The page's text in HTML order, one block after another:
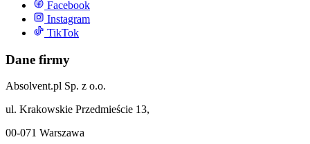
Facebook
Instagram
TikTok
Dane firmy
Absolvent.pl Sp. z o.o.
ul. Krakowskie Przedmieście 13,
00-071 Warszawa